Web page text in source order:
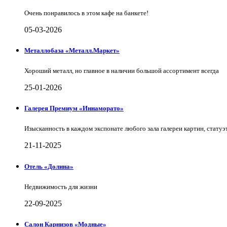
Очень понравилось в этом кафе на банкете!
05-03-2026
Металлобаза «Металл.Маркет»
Хороший металл, но главное в наличии большой ассортимент всегда
25-01-2026
Галерея Премиум «Иннаморато»
Изысканность в каждом экспонате любого зала галереи картин,
21-11-2025
Отель «Долина»
Недвижимость для жизни
22-09-2025
Салон Карнизов «Модные»